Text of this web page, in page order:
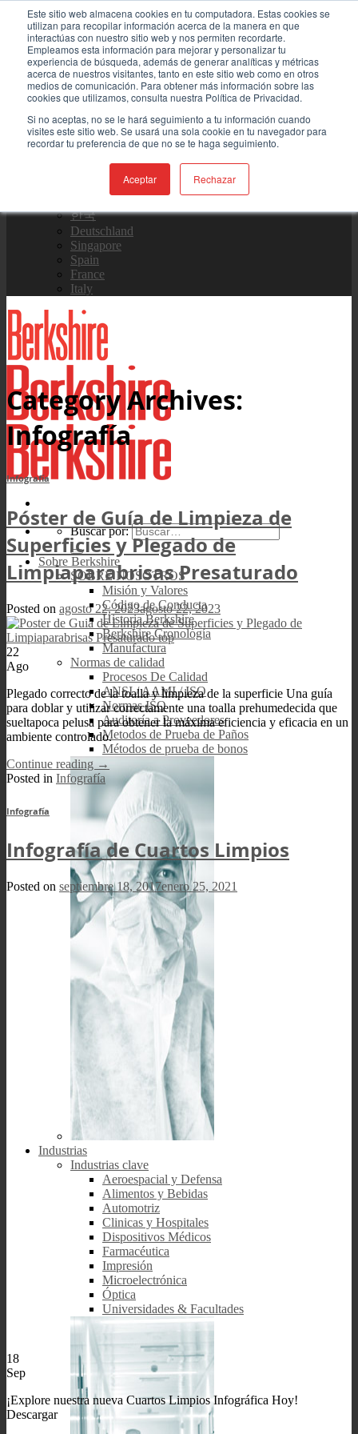
Este sitio web almacena cookies en tu computadora. Estas cookies se
utilizan para recopilar información acerca de la manera en que
interactúas con nuestro sitio web y nos permiten recordarte.
Empleamos esta información para mejorar y personalizar tu
experiencia de búsqueda, además de generar analíticas y métricas
acerca de nuestros visitantes, tanto en este sitio web como en otros
medios de comunicación. Para obtener más información sobre las
cookies que utilizamos, consulta nuestra Política de Privacidad.
Si no aceptas, no se le hará seguimiento a tu información cuando
visites este sitio web. Se usará una sola cookie en tu navegador para
recordar tu preferencia de que no se te haga seguimiento.
Aceptar Rechazar
Skip to content
Contáctenos
Equipo de Ventas
Global
한국
Deutschland
Singapore
Spain
France
Italy
Buscar por:
Sobre Berkshire
SOBRE NOSOTROS
Misión y Valores
Código de Conducta
Historia Berkshire
Berkshire Cronología
Manufactura
Normas de calidad
Procesos De Calidad
ANSI / AAMI / ISO
Normas ISO
Auditoría a Proveedores
Metodos de Prueba de Paños
Métodos de prueba de bonos
Industrias
Industrias clave
Aeroespacial y Defensa
Alimentos y Bebidas
Automotriz
Clinicas y Hospitales
Dispositivos Médicos
Farmacéutica
Impresión
Microelectrónica
Óptica
Universidades & Facultades
Category Archives:
Infografía
Infografía
Póster de Guía de Limpieza de
Superficies y Plegado de
Limpiaparabrisas Presaturado
Posted on agosto 22, 2023agosto 22, 2023
22
Ago
Plegado correcto de la toalla y limpieza de la superficie Una guía
para doblar y utilizar correctamente una toalla prehumedecida que
sueltapoca pelusa para obtener la máxima eficiencia y eficacia en un
ambiente controlado.
Continue reading →
Posted in Infografía
Infografía
Infografía de Cuartos Limpios
Posted on septiembre 18, 2017enero 25, 2021
18
Sep
¡Explore nuestra nueva Cuartos Limpios Infográfica Hoy!
Descargar